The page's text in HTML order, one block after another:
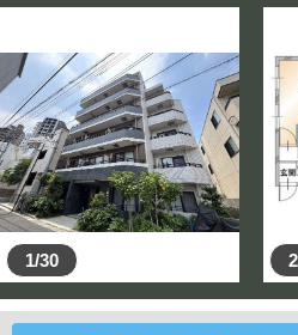
1/30